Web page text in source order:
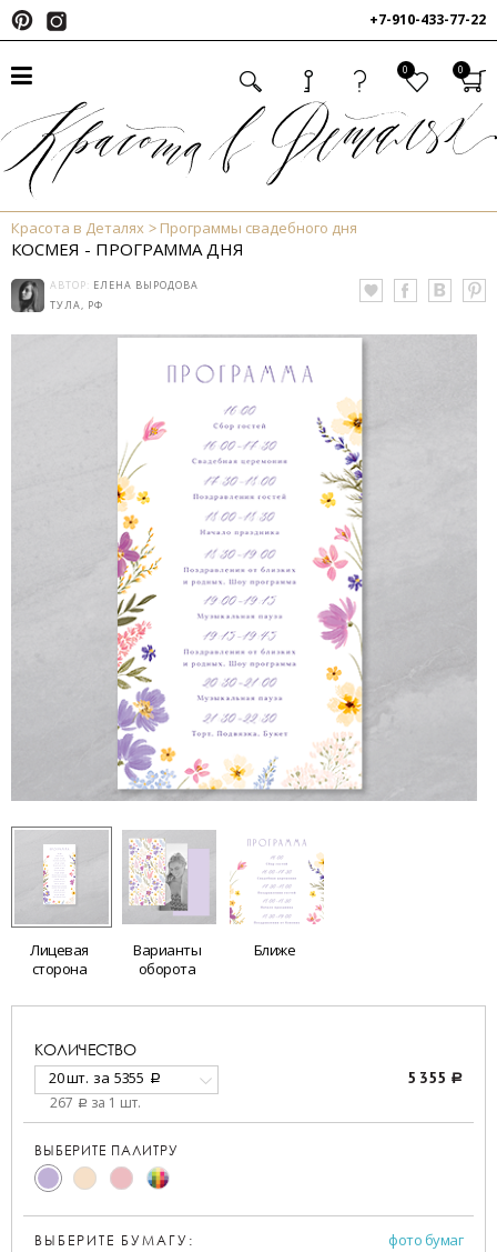
+7-910-433-77-22
0 0
Красота в Деталях Программы свадебного дня
КОСМЕЯ - ПРОГРАММА ДНЯ
АВТОР: ЕЛЕНА ВЫРОДОВА
ТУЛА, РФ
Лицевая
сторона
Варианты
оборота
Ближе
КОЛИЧЕСТВО
20 шт. за 5355 a
267 a за 1 шт.
5 355 a
ВЫБЕРИТЕ ПАЛИТРУ
ВЫБЕРИТЕ БУМАГУ:
фото бумаг